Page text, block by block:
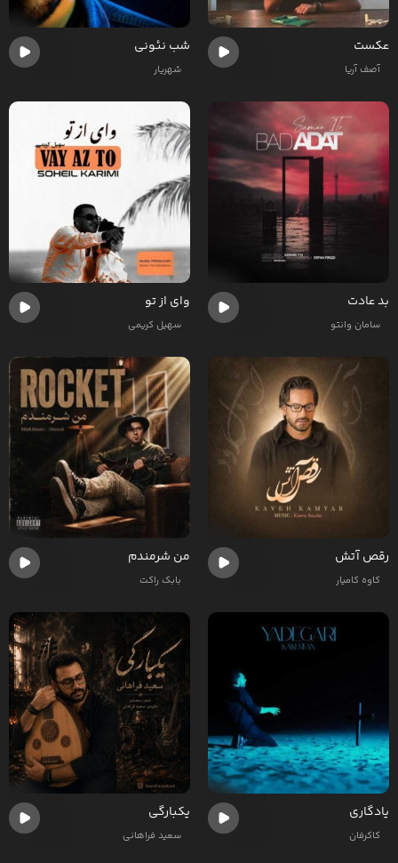
عکست
آصف آریا
شب نئونی
شهریار
بد عادت
سامان وانتو
وای از تو
سهیل کریمی
رقص آتش
کاوه کامیار
من شرمندم
بابک راکت
یادگاری
کاکرفان
یکبارگی
سعید فراهانی